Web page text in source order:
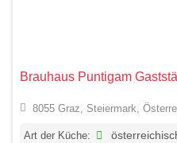
Brauhaus Puntigam
8055 Graz, Steiermark,
Art der Küche: